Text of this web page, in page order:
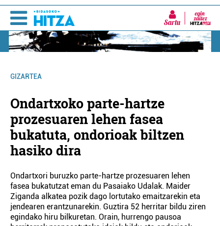
Sartu
GIZARTEA
Ondartxoko parte-hartze
prozesuaren lehen fasea
bukatuta, ondorioak biltzen
hasiko dira
Ondartxori buruzko parte-hartze prozesuaren lehen
fasea bukatutzat eman du Pasaiako Udalak. Maider
Ziganda alkatea pozik dago lortutako emaitzarekin eta
jendearen erantzunarekin. Guztira 52 herritar bildu ziren
egindako hiru bilkuretan. Orain, hurrengo pausoa